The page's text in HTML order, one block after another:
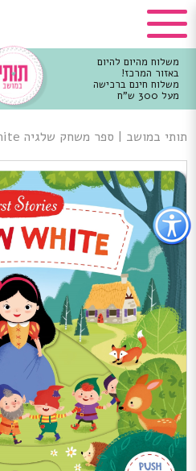
כפתור
לפתיחת
תפריט
נגישות
משלוח מהיום להיום
באזור המרכז!
משלוח חינם ברכישה
מעל 300 ש"ח
מרכזי
תותי במושב | ספר משחק שלגיה Busy Book Snow White